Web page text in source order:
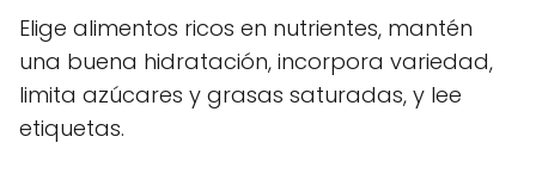
Elige alimentos ricos en nutrientes, mantén
una buena hidratación, incorpora variedad,
limita azúcares y grasas saturadas, y lee
etiquetas.